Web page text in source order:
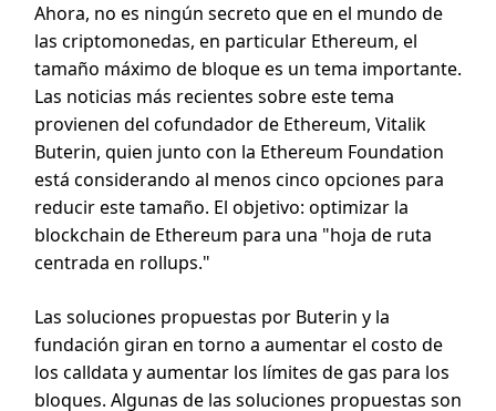
Ahora, no es ningún secreto que en el mundo de
las criptomonedas, en particular Ethereum, el
tamaño máximo de bloque es un tema importante.
Las noticias más recientes sobre este tema
provienen del cofundador de Ethereum, Vitalik
Buterin, quien junto con la Ethereum Foundation
está considerando al menos cinco opciones para
reducir este tamaño. El objetivo: optimizar la
blockchain de Ethereum para una "hoja de ruta
centrada en rollups."
Las soluciones propuestas por Buterin y la
fundación giran en torno a aumentar el costo de
los calldata y aumentar los límites de gas para los
bloques. Algunas de las soluciones propuestas son